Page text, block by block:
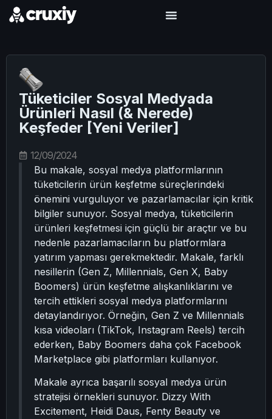
Tüketiciler Sosyal Medyada
Ürünleri Nasıl (& Nerede)
Keşfeder [Yeni Veriler]
12/09/2024
Bu makale, sosyal medya platformlarının
tüketicilerin ürün keşfetme süreçlerindeki
önemini vurguluyor ve pazarlamacılar için kritik
bilgiler sunuyor. Sosyal medya, tüketicilerin
ürünleri keşfetmesi için güçlü bir araçtır ve bu
nedenle pazarlamacıların bu platformlara
yatırım yapması gerekmektedir. Makale, farklı
nesillerin (Gen Z, Millennials, Gen X, Baby
Boomers) ürün keşfetme alışkanlıklarını ve
tercih ettikleri sosyal medya platformlarını
detaylandırıyor. Örneğin, Gen Z ve Millennials
kısa videoları (TikTok, Instagram Reels) tercih
ederken, Baby Boomers daha çok Facebook
Marketplace gibi platformları kullanıyor.
Makale ayrıca başarılı sosyal medya ürün
stratejisi örnekleri sunuyor. Dizzy With
Excitement, Heidi Daus, Fenty Beauty ve